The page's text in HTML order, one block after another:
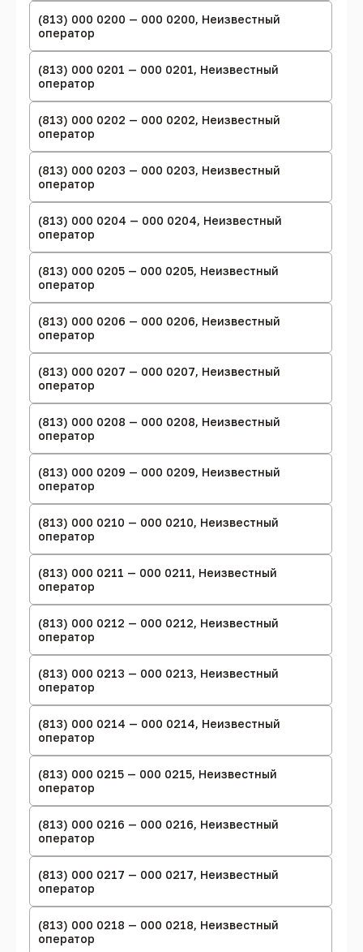
(813) 000 0200 — 000 0200, Неизвестный
оператор
(813) 000 0201 — 000 0201, Неизвестный
оператор
(813) 000 0202 — 000 0202, Неизвестный
оператор
(813) 000 0203 — 000 0203, Неизвестный
оператор
(813) 000 0204 — 000 0204, Неизвестный
оператор
(813) 000 0205 — 000 0205, Неизвестный
оператор
(813) 000 0206 — 000 0206, Неизвестный
оператор
(813) 000 0207 — 000 0207, Неизвестный
оператор
(813) 000 0208 — 000 0208, Неизвестный
оператор
(813) 000 0209 — 000 0209, Неизвестный
оператор
(813) 000 0210 — 000 0210, Неизвестный
оператор
(813) 000 0211 — 000 0211, Неизвестный
оператор
(813) 000 0212 — 000 0212, Неизвестный
оператор
(813) 000 0213 — 000 0213, Неизвестный
оператор
(813) 000 0214 — 000 0214, Неизвестный
оператор
(813) 000 0215 — 000 0215, Неизвестный
оператор
(813) 000 0216 — 000 0216, Неизвестный
оператор
(813) 000 0217 — 000 0217, Неизвестный
оператор
(813) 000 0218 — 000 0218, Неизвестный
оператор